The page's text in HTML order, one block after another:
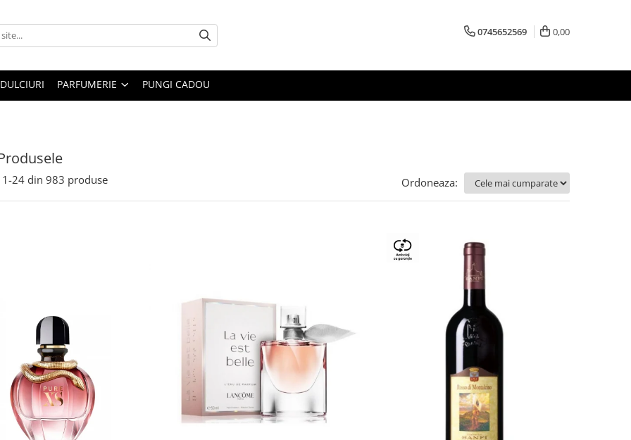
0745652569 0,00
DULCIURI PARFUMERIE PUNGI CADOU
1-24 din 983 produse Ordoneaza: